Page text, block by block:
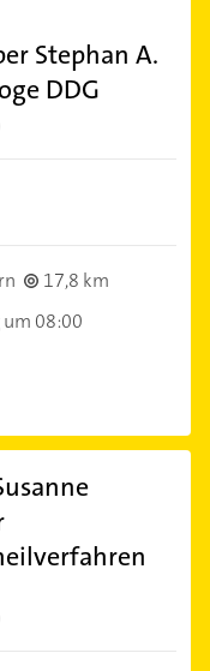
Stephan A.
DDG
17,8 km
08:00